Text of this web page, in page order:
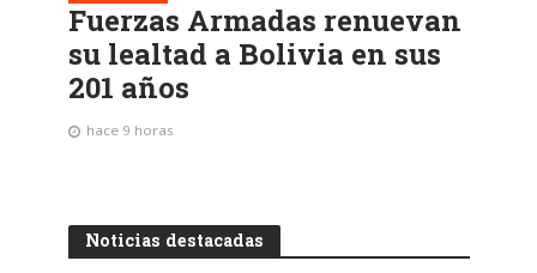
Fuerzas Armadas renuevan
su lealtad a Bolivia en sus
201 años
hace 9 horas
Noticias destacadas